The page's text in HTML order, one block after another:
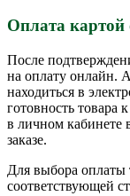
Оплата картой
После
на оплату онлайн.
находиться в
готовность товара
в личном кабинете
заказе.
Для выбора оплаты
соответствующей